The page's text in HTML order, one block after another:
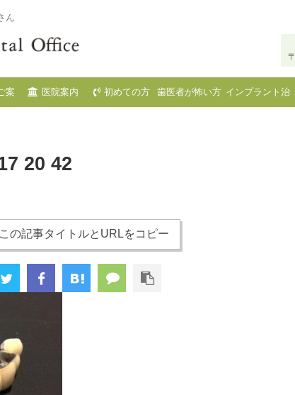
ん
案 医院案内 初めての方 歯医者が怖い方 インプラント治
20 42
この記事タイトルとURLをコピー